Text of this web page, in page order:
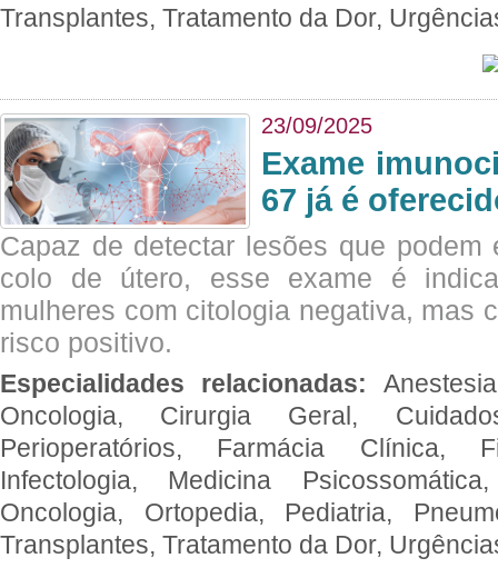
Transplantes, Tratamento da Dor,
23/09/2025
Exame
67 já é
Capaz de detectar lesões que
colo de útero, esse exame é
mulheres com citologia negativa, mas
risco positivo.
Especialidades relacionadas:
Oncologia, Cirurgia Geral,
Perioperatórios, Farmácia Clínica,
Infectologia, Medicina
Oncologia, Ortopedia, Pediatria,
Transplantes, Tratamento da Dor,